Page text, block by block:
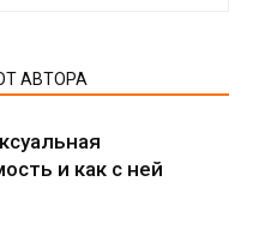
АВТОРА
и как с ней